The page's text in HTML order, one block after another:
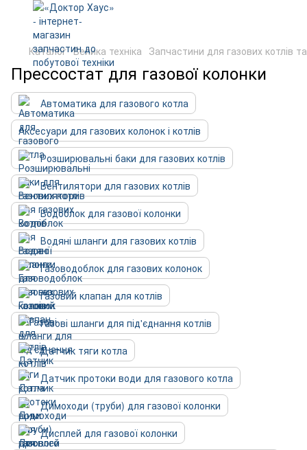
Каталог Велика техніка Запчастини для газових котлів
Прессостат для газової колонки
Автоматика для газового котла
Аксесуари для газових колонок і котлів
Розширювальні баки для газових котлів
Вентилятори для газових котлів
Водоблок для газової колонки
Водяні шланги для газових котлів
Газоводоблок для газових колонок
Газовий клапан для котлів
Газові шланги для під'єднання котлів
Датчик тяги котла
Датчик протоки води для газового котла
Димоходи (труби) для газової колонки
Дисплей для газової колонки